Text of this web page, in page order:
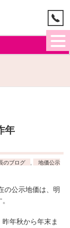
年
のブログ
地価公示
の公示地価は、明
年秋から年末ま